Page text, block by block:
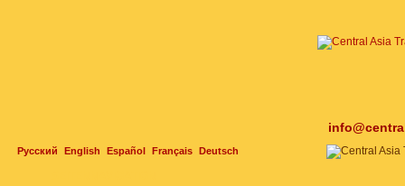
Русский English Español Français Deutsch